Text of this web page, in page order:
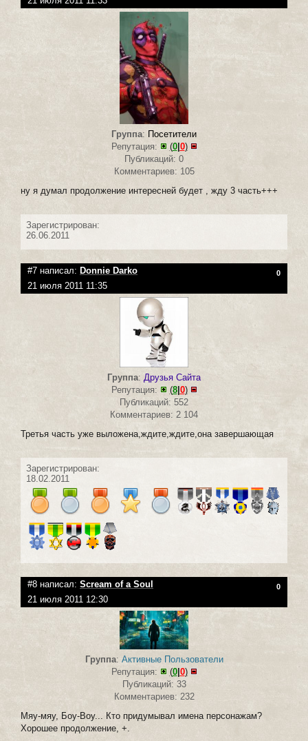
Группа: Посетители
Репутация:
(0| 0)
Публикаций: 0
Комментариев: 105
ну я думал продолжение интересней будет , жду 3 часть+++
Зарегистрирован:
26.06.2011
#7 написал: Donnie Darko 0
21 июля 2011 11:35
Группа: Друзья Сайта
Репутация:
(8| 0)
Публикаций: 552
Комментариев: 2 104
Третья часть уже выложена,ждите,ждите,она завершающая
Зарегистрирован:
18.02.2011
#8 написал: Scream of a Soul 0
21 июля 2011 12:30
Группа: Активные Пользователи
Репутация:
(0| 0)
Публикаций: 33
Комментариев: 232
Мяу-мяу, Боу-Воу... Кто придумывал имена персонажам?
Хорошее продолжение, +.